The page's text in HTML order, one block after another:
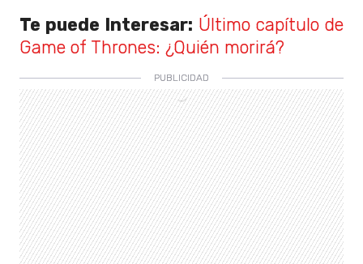
Te puede Interesar: Último capítulo de
Game of Thrones: ¿Quién morirá?